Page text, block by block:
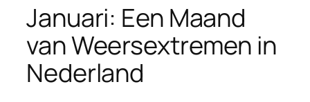
Januari: Een Maand
van Weersextremen in
Nederland